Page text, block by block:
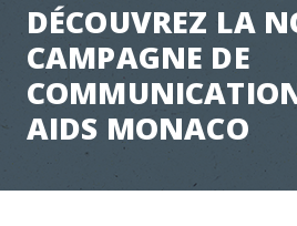
DÉCOUVREZ LA
CAMPAGNE DE
AIDS MONACO